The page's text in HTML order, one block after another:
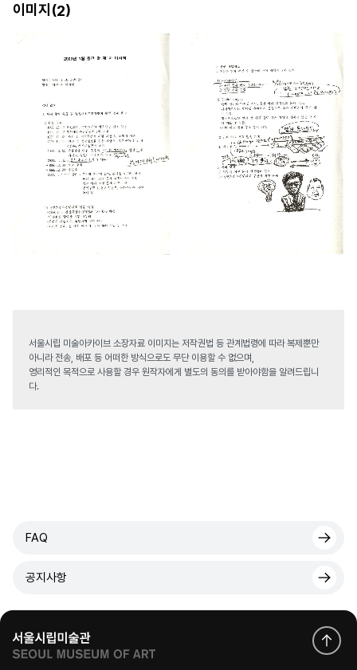
이미지(2)
서울시립 미술아카이브 소장자료 이미지는 저작권법 등 관계법령에 따라 복제뿐만
아니라 전송, 배포 등 어떠한 방식으로도 무단 이용할 수 없으며,
영리적인 목적으로 사용할 경우 원작자에게 별도의 동의를 받아야함을 알려드립니
다.
FAQ
공지사항